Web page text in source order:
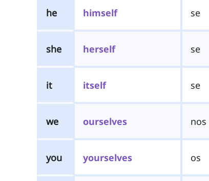
he himself se
she herself se
it itself se
we ourselves nos
you yourselves os